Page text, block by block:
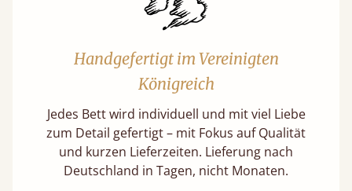
Handgefertigt im Vereinigten
Königreich
Jedes Bett wird individuell und mit viel Liebe
zum Detail gefertigt – mit Fokus auf Qualität
und kurzen Lieferzeiten. Lieferung nach
Deutschland in Tagen, nicht Monaten.